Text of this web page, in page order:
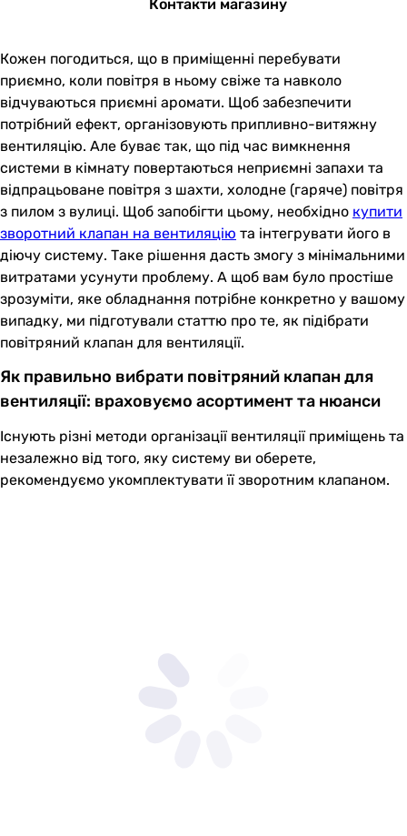
Контакти магазину
Кожен погодиться, що в приміщенні перебувати
приємно, коли повітря в ньому свіже та навколо
відчуваються приємні аромати. Щоб забезпечити
потрібний ефект, організовують припливно-витяжну
вентиляцію. Але буває так, що під час вимкнення
системи в кімнату повертаються неприємні запахи та
відпрацьоване повітря з шахти, холодне (гаряче) повітря
з пилом з вулиці. Щоб запобігти цьому, необхідно купити
зворотний клапан на вентиляцію та інтегрувати його в
діючу систему. Таке рішення дасть змогу з мінімальними
витратами усунути проблему. А щоб вам було простіше
зрозуміти, яке обладнання потрібне конкретно у вашому
випадку, ми підготували статтю про те, як підібрати
повітряний клапан для вентиляції.
Як правильно вибрати повітряний клапан для
вентиляції: враховуємо асортимент та нюанси
Існують різні методи організації вентиляції приміщень та
незалежно від того, яку систему ви оберете,
рекомендуємо укомплектувати її зворотним клапаном.